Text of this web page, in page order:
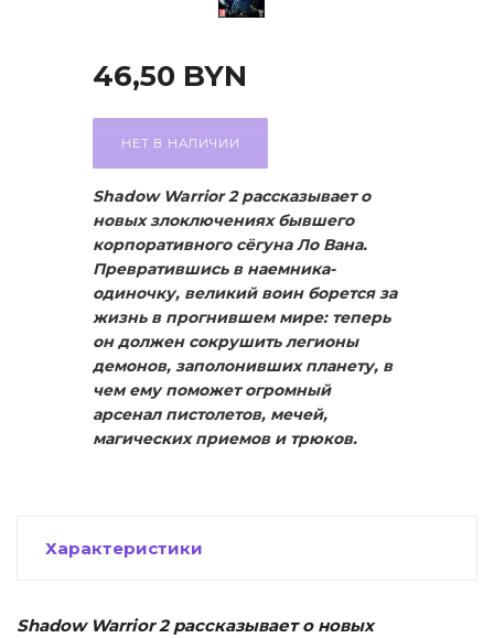
46,50 BYN
НЕТ В НАЛИЧИИ
Shadow Warrior 2 рассказывает о
новых злоключениях бывшего
корпоративного сёгуна Ло Вана.
Превратившись в наемника-
одиночку, великий воин борется за
жизнь в прогнившем мире: теперь
он должен сокрушить легионы
демонов, заполонивших планету, в
чем ему поможет огромный
арсенал пистолетов, мечей,
магических приемов и трюков.
Характеристики
Shadow Warrior 2 рассказывает о новых